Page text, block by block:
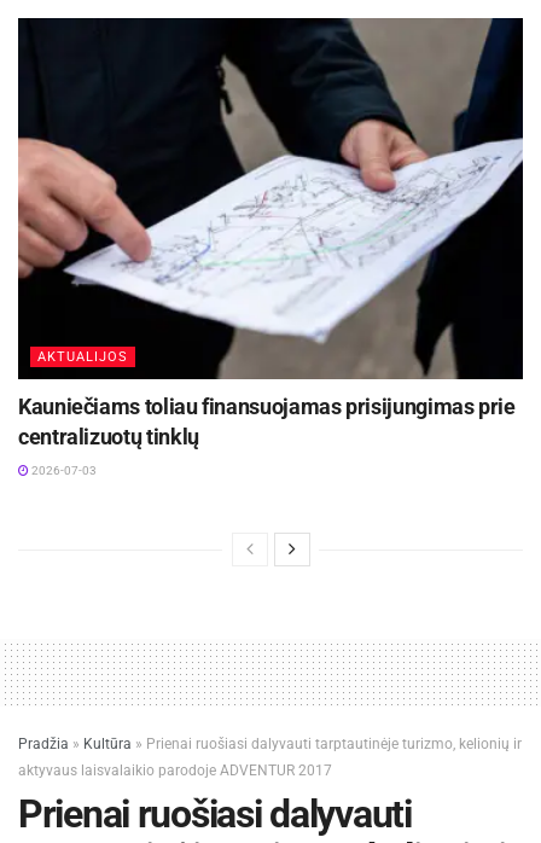
AKTUALIJOS
Kauniečiams toliau finansuojamas prisijungimas prie
centralizuotų tinklų
2026-07-03
Pradžia » Kultūra » Prienai ruošiasi dalyvauti tarptautinėje turizmo, kelionių ir
aktyvaus laisvalaikio parodoje ADVENTUR 2017
Prienai ruošiasi dalyvauti